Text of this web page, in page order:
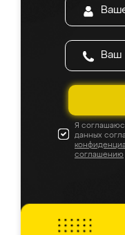
Я
данных
соглашению